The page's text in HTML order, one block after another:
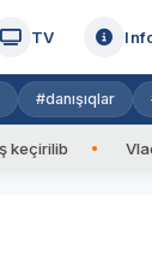
TV
#danışıqlar
Vladimir